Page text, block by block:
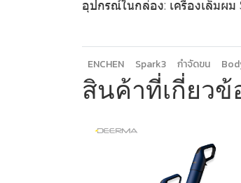
อุปกรณ์ในกล่อง: เครื่องเล็มผ
ENCHEN Spark3 กำจัดขน
สินค้าที่เกี่ยวข้